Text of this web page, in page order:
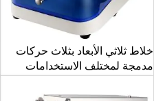
خلاط ثلاثي الأبعاد بثلاث حركات
مدمجة لمختلف الاستخدامات